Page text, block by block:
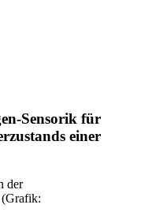
Sensorik für
einer